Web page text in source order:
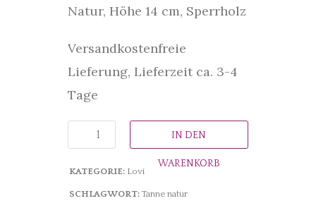
Natur, Höhe 14 cm, Sperrholz
Versandkostenfreie
Lieferung, Lieferzeit ca. 3-4
Tage
IN DEN
WARENKORB
KATEGORIE: Lovi
SCHLAGWORT: Tanne natur